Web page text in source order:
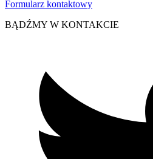
Formularz kontaktowy
BĄDŹMY W KONTAKCIE